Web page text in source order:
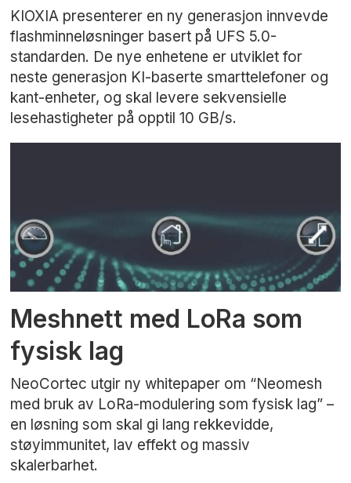
KIOXIA presenterer en ny generasjon innvevde
flashminneløsninger basert på UFS 5.0-
standarden. De nye enhetene er utviklet for
neste generasjon KI-baserte smarttelefoner og
kant-enheter, og skal levere sekvensielle
lesehastigheter på opptil 10 GB/s.
Meshnett med LoRa som
fysisk lag
NeoCortec utgir ny whitepaper om “Neomesh
med bruk av LoRa-modulering som fysisk lag” –
en løsning som skal gi lang rekkevidde,
støyimmunitet, lav effekt og massiv
skalerbarhet.